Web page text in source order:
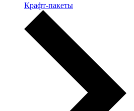
Крафт-пакеты